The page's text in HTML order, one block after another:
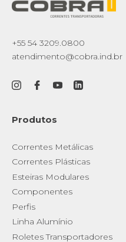
+55 54 3209.0800
atendimento@cobra.ind.br
Produtos
Correntes Metálicas
Correntes Plásticas
Esteiras Modulares
Componentes
Perfis
Linha Alumínio
Roletes Transportadores